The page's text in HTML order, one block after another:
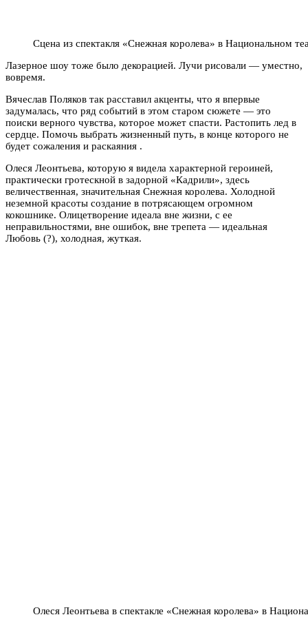
Сцена из спектакля «Снежная королева» в Национальном
Лазерное шоу тоже было декорацией. Лучи рисовали — уместно,
вовремя.
Вячеслав Поляков так расставил акценты, что я впервые
задумалась, что ряд событий в этом старом сюжете — это
поиски верного чувства, которое может спасти. Растопить лед в
сердце. Помочь выбрать жизненный путь, в конце которого не
будет сожаления и раскаяния .
Олеся Леонтьева, которую я видела характерной героиней,
практически гротескной в задорной «Кадрили», здесь
величественная, значительная Снежная королева. Холодной
неземной красоты создание в потрясающем огромном
кокошнике. Олицетворение идеала вне жизни, с ее
неправильностями, вне ошибок, вне трепета — идеальная
Любовь (?), холодная, жуткая.
Олеся Леонтьева в спектакле «Снежная королева» в